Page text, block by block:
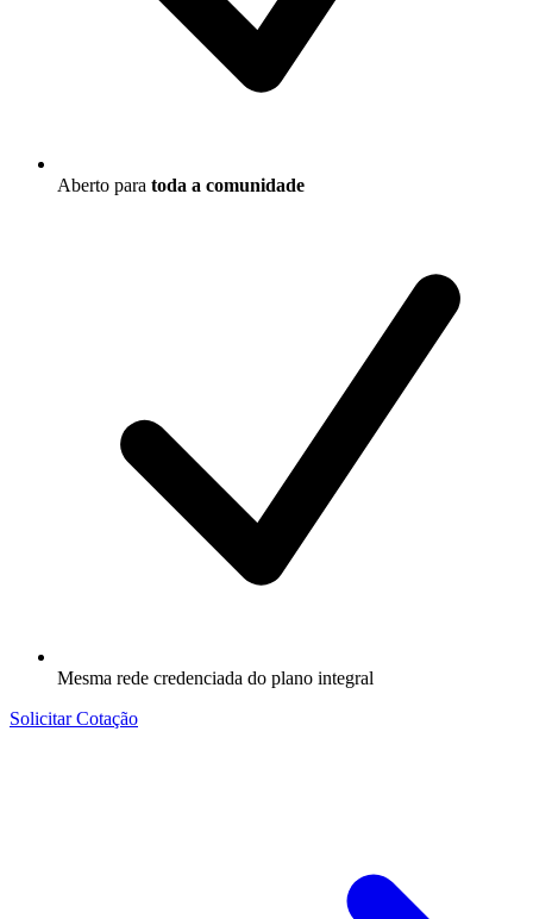
Aberto para toda a comunidade
Mesma rede credenciada do plano integral
Solicitar Cotação